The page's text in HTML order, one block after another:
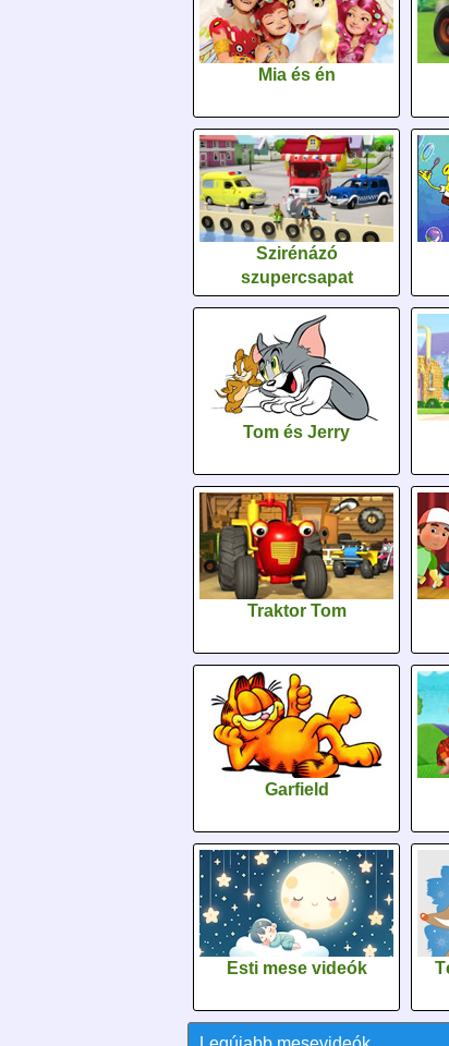
Mia és én
Szirénázó
szupercsapat
Tom és Jerry
Traktor Tom
Garfield
Esti mese videók